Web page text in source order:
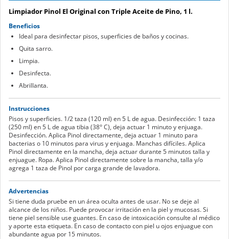
Limpiador Pinol El Original con Triple Aceite de Pino, 1 l.
Beneficios
Ideal para desinfectar pisos, superficies de baños y cocinas.
Quita sarro.
Limpia.
Desinfecta.
Abrillanta.
Instrucciones
Pisos y superficies. 1/2 taza (120 ml) en 5 L de agua. Desinfección: 1 taza
(250 ml) en 5 L de agua tibia (38° C), deja actuar 1 minuto y enjuaga.
Desinfección. Aplica Pinol directamente, deja actuar 1 minuto para
bacterias o 10 minutos para virus y enjuaga. Manchas difíciles. Aplica
Pinol directamente en la mancha, deja actuar durante 5 minutos talla y
enjuague. Ropa. Aplica Pinol directamente sobre la mancha, talla y/o
agrega 1 taza de Pinol por carga grande de lavadora.
Advertencias
Si tiene duda pruebe en un área oculta antes de usar. No se deje al
alcance de los niños. Puede provocar irritación en la piel y mucosas. Si
tiene piel sensible use guantes. En caso de intoxicación consulte al médico
y aporte esta etiqueta. En caso de contacto con piel u ojos enjuague con
abundante agua por 15 minutos.